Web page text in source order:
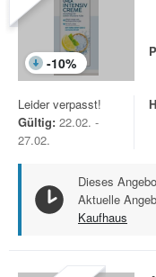
-10%
Leider verpasst!
Gültig: 22.02. -
27.02.
Dieses
Aktuelle
Kaufhaus